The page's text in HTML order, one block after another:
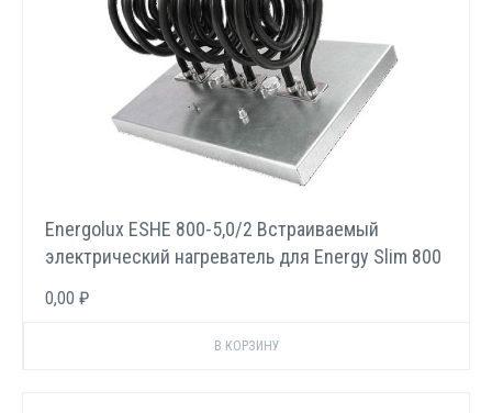
Energolux ESHE 800-5,0/2 Встраиваемый
электрический нагреватель для Energy Slim 800
0,00 ₽